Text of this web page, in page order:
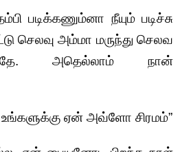
படிக்கணும்னா நீயும் படிச்சு
செலவு அம்மா மருந்து செலவ
அதெல்லாம் நான்
ஏன் அவ்ளோ சிரமம்”